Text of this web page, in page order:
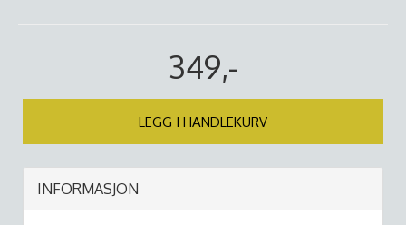
349,-
LEGG I HANDLEKURV
INFORMASJON